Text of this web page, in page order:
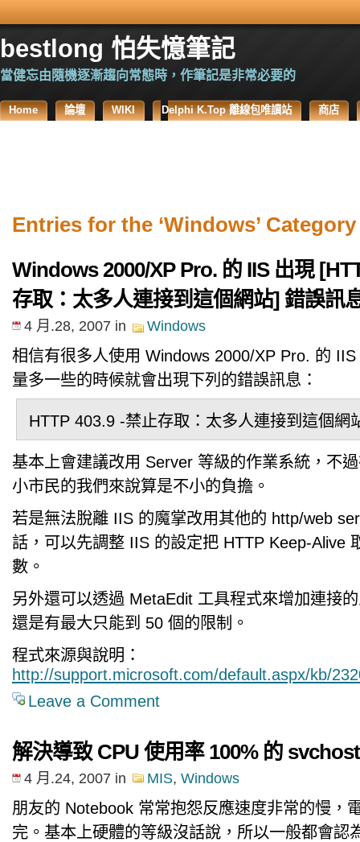
bestlong 怕失憶筆記
當健忘由隨機逐漸趨向常態時，作筆記是非常必要的
Home 論壇 WIKI Delphi K.Top 離線包唯讀站 商店
Entries for the ‘Windows’ Category
Windows 2000/XP Pro. 的 IIS 出現
存取：太多人連接到這個網站] 錯誤訊
4 月.28, 2007 in Windows
相信有很多人使用 Windows 2000/XP Pro. 的
量多一些的時候就會出現下列的錯誤訊息：
HTTP 403.9 -禁止存取：太多人連接到這個網
基本上會建議改用 Server 等級的作業系統，不
小市民的我們來說算是不小的負擔。
若是無法脫離 IIS 的魔掌改用其他的 http/web
話，可以先調整 IIS 的設定把 HTTP Keep-Alive
數。
另外還可以透過 MetaEdit 工具程式來增加連接
還是有最大只能到 50 個的限制。
程式來源與說明：
http://support.microsoft.com/default.aspx/kb/
Leave a Comment
解決導致 CPU 使用率 100% 的
4 月.24, 2007 in MIS, Windows
朋友的 Notebook 常常抱怨反應速度非常的慢，
完。基本上硬體的等級沒話說，所以一般都會認